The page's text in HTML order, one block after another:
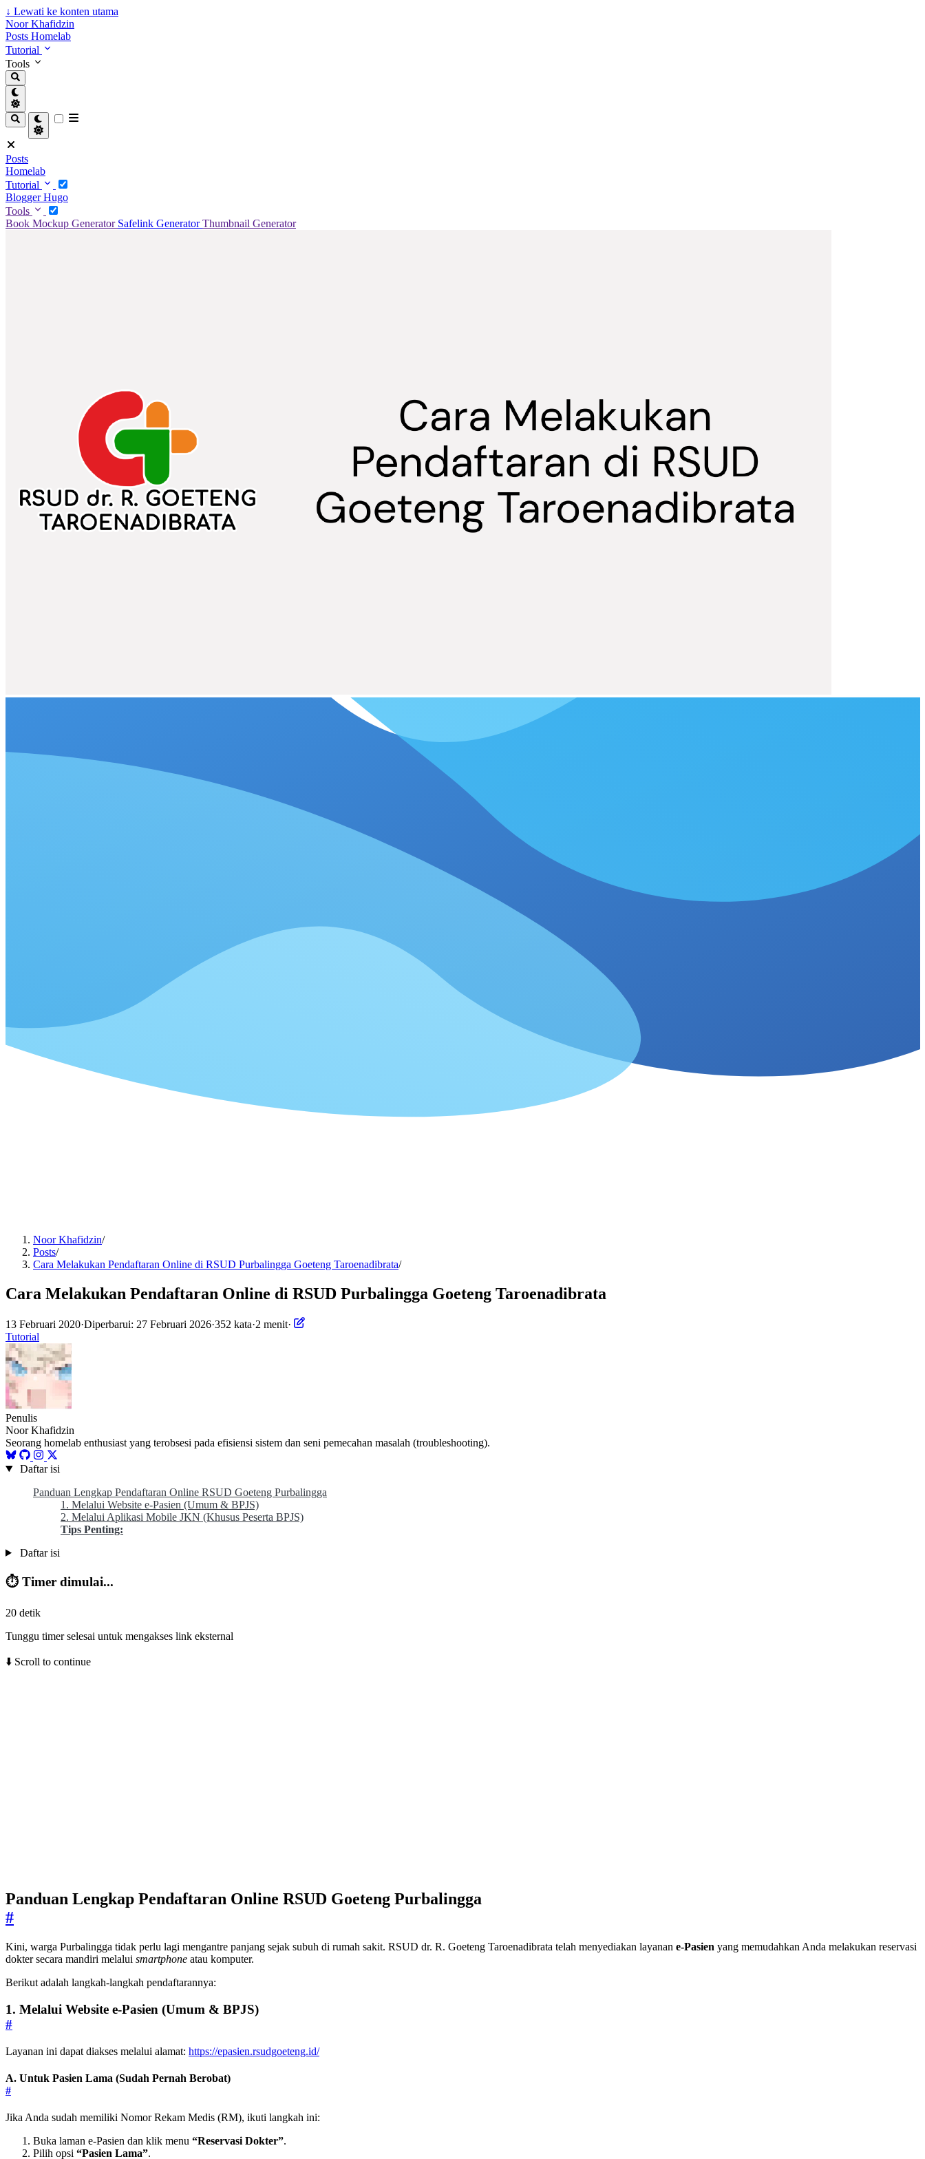
↓ Lewati ke konten utama
Noor Khafidzin
Posts Homelab
Tutorial
Tools
Posts
Homelab
Tutorial
BloggerHugo
Tools
Book Mockup Generator Safelink GeneratorThumbnail Generator
Noor Khafidzin/
Posts/
Cara Melakukan Pendaftaran Online di RSUD Purbalingga Goeteng Taroenadibrata/
Cara Melakukan Pendaftaran Online di RSUD Purbalingga Goeteng Taroenadibrata
13 Februari 2020·Diperbarui: 27 Februari 2026·352 kata·2 menit·
Tutorial
Penulis
Noor Khafidzin
Seorang homelab enthusiast yang terobsesi pada efisiensi sistem dan seni pemecahan masalah (troubleshooting).
Daftar isi
Panduan Lengkap Pendaftaran Online RSUD Goeteng Purbalingga
1. Melalui Website e-Pasien (Umum & BPJS)
2. Melalui Aplikasi Mobile JKN (Khusus Peserta BPJS)
Tips Penting:
Daftar isi
⏱️ Timer dimulai...
20 detik
Tunggu timer selesai untuk mengakses link eksternal
⬇️ Scroll to continue
Panduan Lengkap Pendaftaran Online RSUD Goeteng Purbalingga
#
Kini, warga Purbalingga tidak perlu lagi mengantre panjang sejak subuh di rumah sakit. RSUD dr. R. Goeteng Taroenadibrata telah menyediakan layanan e-Pasien yang memudahkan Anda melakukan reservasi
dokter secara mandiri melalui smartphone atau komputer.
Berikut adalah langkah-langkah pendaftarannya:
1. Melalui Website e-Pasien (Umum & BPJS)
#
Layanan ini dapat diakses melalui alamat: https://epasien.rsudgoeteng.id/
A. Untuk Pasien Lama (Sudah Pernah Berobat)
#
Jika Anda sudah memiliki Nomor Rekam Medis (RM), ikuti langkah ini:
Buka laman e-Pasien dan klik menu “Reservasi Dokter”.
Pilih opsi “Pasien Lama”.